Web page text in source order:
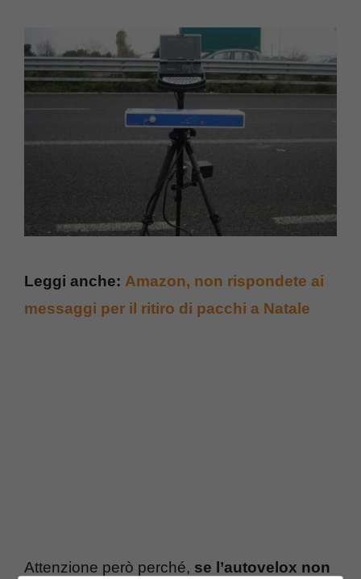
Leggi anche: Amazon, non rispondete ai
messaggi per il ritiro di pacchi a Natale
Attenzione però perché, se l’autovelox non